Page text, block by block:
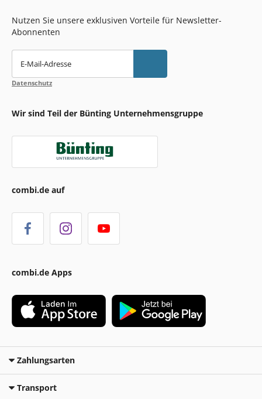
Nutzen Sie unsere exklusiven Vorteile für Newsletter-
Abonnenten
E-Mail-Adresse
Datenschutz
Wir sind Teil der Bünting Unternehmensgruppe
combi.de auf
combi.de Apps
Zahlungsarten
Transport